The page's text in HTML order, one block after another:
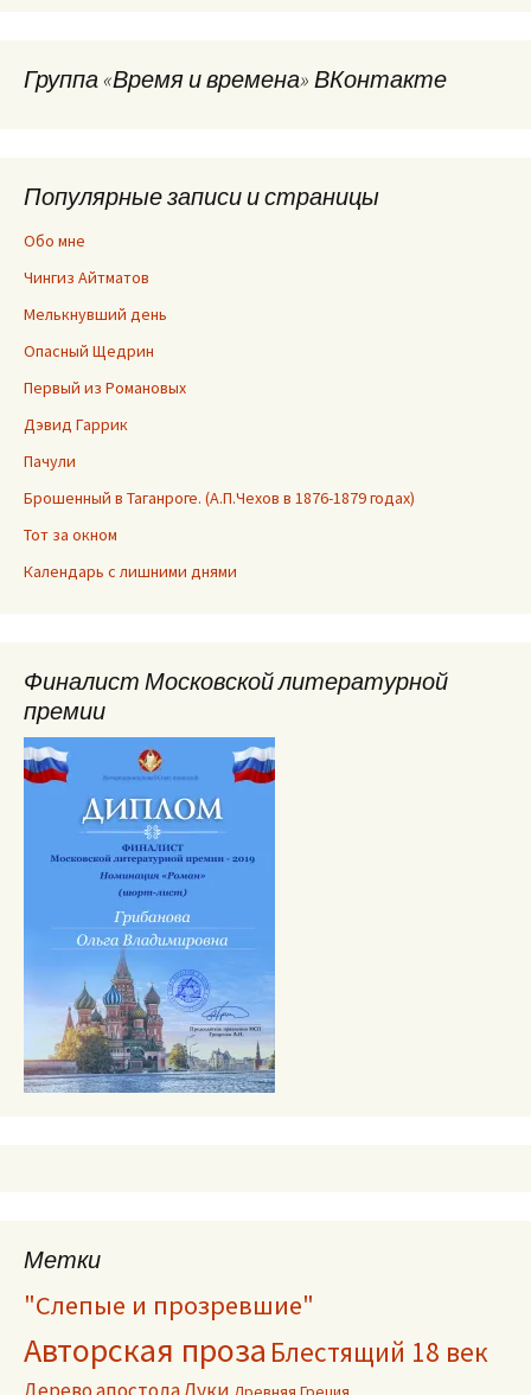
Группа «Время и времена» ВКонтакте
Популярные записи и страницы
Обо мне
Чингиз Айтматов
Мелькнувший день
Опасный Щедрин
Первый из Романовых
Дэвид Гаррик
Пачули
Брошенный в Таганроге. (А.П.Чехов в 1876-1879 годах)
Тот за окном
Календарь с лишними днями
Финалист Московской литературной
премии
Метки
"Слепые и прозревшие"
Авторская проза Блестящий 18 век